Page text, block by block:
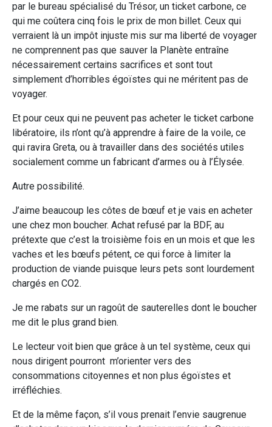
par le bureau spécialisé du Trésor, un ticket carbone, ce
qui me coûtera cinq fois le prix de mon billet. Ceux qui
verraient là un impôt injuste mis sur ma liberté de voyager
ne comprennent pas que sauver la Planète entraîne
nécessairement certains sacrifices et sont tout
simplement d’horribles égoïstes qui ne méritent pas de
voyager.
Et pour ceux qui ne peuvent pas acheter le ticket carbone
libératoire, ils n’ont qu’à apprendre à faire de la voile, ce
qui ravira Greta, ou à travailler dans des sociétés utiles
socialement comme un fabricant d’armes ou à l’Élysée.
Autre possibilité.
J’aime beaucoup les côtes de bœuf et je vais en acheter
une chez mon boucher. Achat refusé par la BDF, au
prétexte que c’est la troisième fois en un mois et que les
vaches et les bœufs pétent, ce qui force à limiter la
production de viande puisque leurs pets sont lourdement
chargés en CO2.
Je me rabats sur un ragoût de sauterelles dont le boucher
me dit le plus grand bien.
Le lecteur voit bien que grâce à un tel système, ceux qui
nous dirigent pourront m’orienter vers des
consommations citoyennes et non plus égoïstes et
irréfléchies.
Et de la même façon, s’il vous prenait l’envie saugrenue